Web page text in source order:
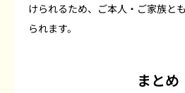
けられるため、ご本人・ご家族と
られます。
まとめ